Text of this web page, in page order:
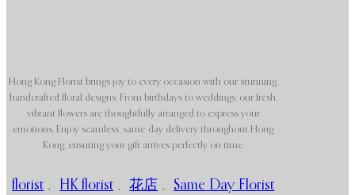
Hong Kong Florist brings joy to every occasion with our stunning,
handcrafted floral designs. From birthdays to weddings, our fresh,
vibrant flowers are thoughtfully arranged to express your
emotions. Enjoy seamless, same-day delivery throughout Hong
Kong, ensuring your gift arrives perfectly on time.
florist , HK florist , 花店 , Same Day Florist